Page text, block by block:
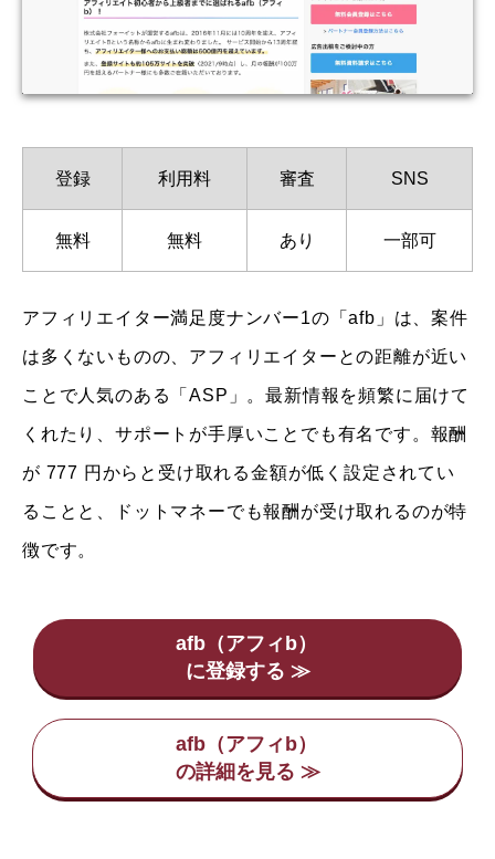
登録 利用料 審査 SNS
無料 無料 あり 一部可
アフィリエイター満足度ナンバー1の「afb」は、案件
は多くないものの、アフィリエイターとの距離が近い
ことで人気のある「ASP」。最新情報を頻繁に届けて
くれたり、サポートが手厚いことでも有名です。報酬
が 777 円からと受け取れる金額が低く設定されてい
ることと、ドットマネーでも報酬が受け取れるのが特
徴です。
afb（アフィb）
afb（アフィb）